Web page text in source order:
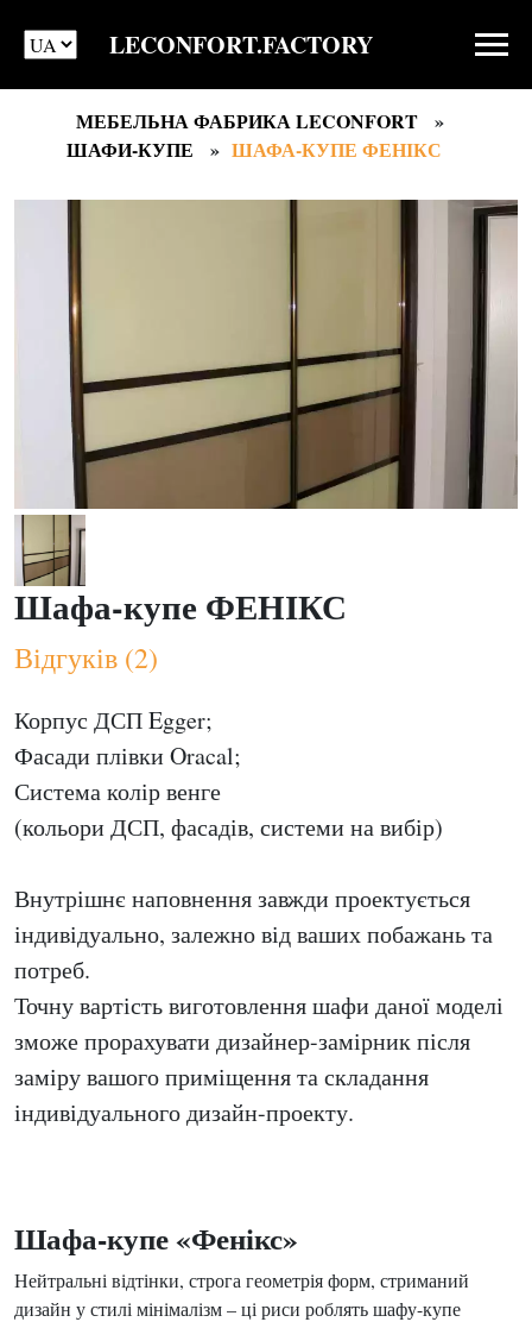
LECONFORT.FACTORY
МЕБЕЛЬНА ФАБРИКА LECONFORT
ШАФИ-КУПЕ
ШАФА-КУПЕ ФЕНІКС
Шафа-купе ФЕНІКС
Відгуків (2)
Корпус ДСП Egger;
Фасади плівки Oracal;
Система колір венге
(кольори ДСП, фасадів, системи на вибір)
Внутрішнє наповнення завжди проектується
індивідуально, залежно від ваших побажань та
потреб.
Точну вартість виготовлення шафи даної моделі
зможе прорахувати дизайнер-замірник після
заміру вашого приміщення та складання
індивідуального дизайн-проекту.
Шафа-купе «Фенікс»
Нейтральні відтінки, строга геометрія форм, стриманий
дизайн у стилі мінімалізм – ці риси роблять шафу-купе